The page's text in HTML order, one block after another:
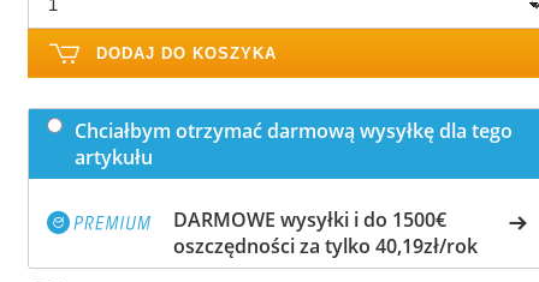
DODAJ DO KOSZYKA
Chciałbym otrzymać darmową wysyłkę dla tego
artykułu
DARMOWE wysyłki i do 1500€
oszczędności za tylko 40,19zł/rok